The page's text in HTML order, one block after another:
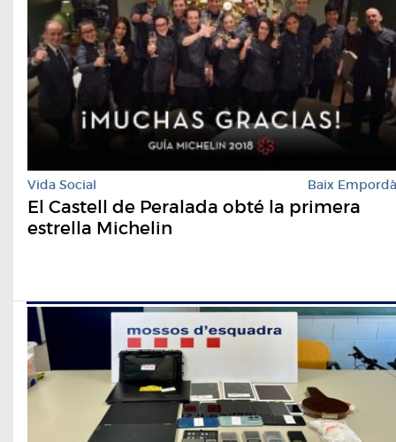
Vida Social Baix Empordà
El Castell de Peralada obté la primera
estrella Michelin